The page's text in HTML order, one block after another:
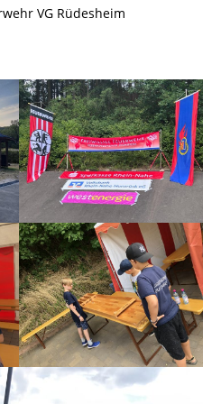
VG Rüdesheim